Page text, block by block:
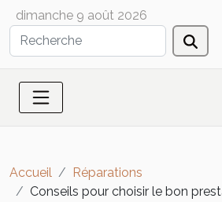
dimanche 9 août 2026
Accueil
Réparations
Conseils pour choisir le bon